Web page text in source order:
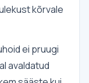
kõrvale
ei pruugi
avaldatud